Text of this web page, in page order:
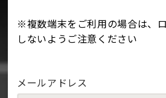
※複数端末をご利用の場合は、
しないようご注意ください
メールアドレス